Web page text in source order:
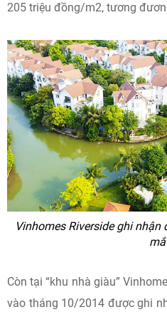
205 triệu đồng/m2, tương
Vinhomes Riverside ghi
Còn tại “khu nhà giàu”
vào tháng 10/2014 được ghi